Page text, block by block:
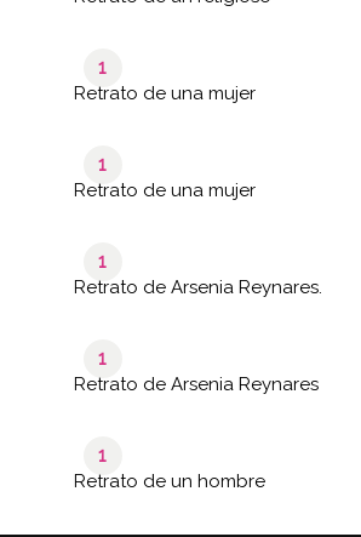
1
Retrato de una mujer
1
Retrato de una mujer
1
Retrato de Arsenia Reynares.
1
Retrato de Arsenia Reynares
1
Retrato de un hombre